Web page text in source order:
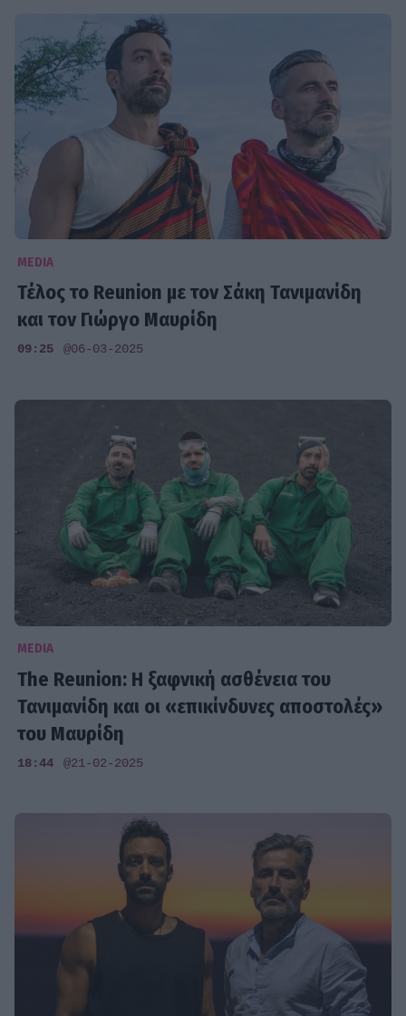
MEDIA
Τέλος το Reunion με τον Σάκη Τανιμανίδη
και τον Γιώργο Μαυρίδη
09:25 @06-03-2025
MEDIA
The Reunion: Η ξαφνική ασθένεια του
Τανιμανίδη και οι «επικίνδυνες αποστολές»
του Μαυρίδη
18:44 @21-02-2025